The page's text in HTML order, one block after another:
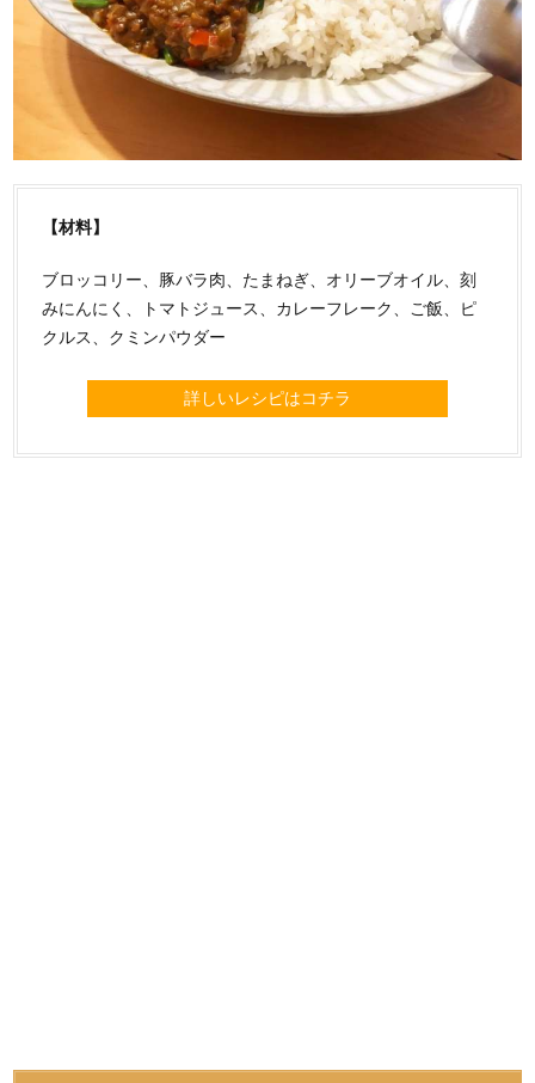
【材料】
ブロッコリー、豚バラ肉、たまねぎ、オリーブオイル、刻
みにんにく、トマトジュース、カレーフレーク、ご飯、ピ
クルス、クミンパウダー
詳しいレシピはコチラ